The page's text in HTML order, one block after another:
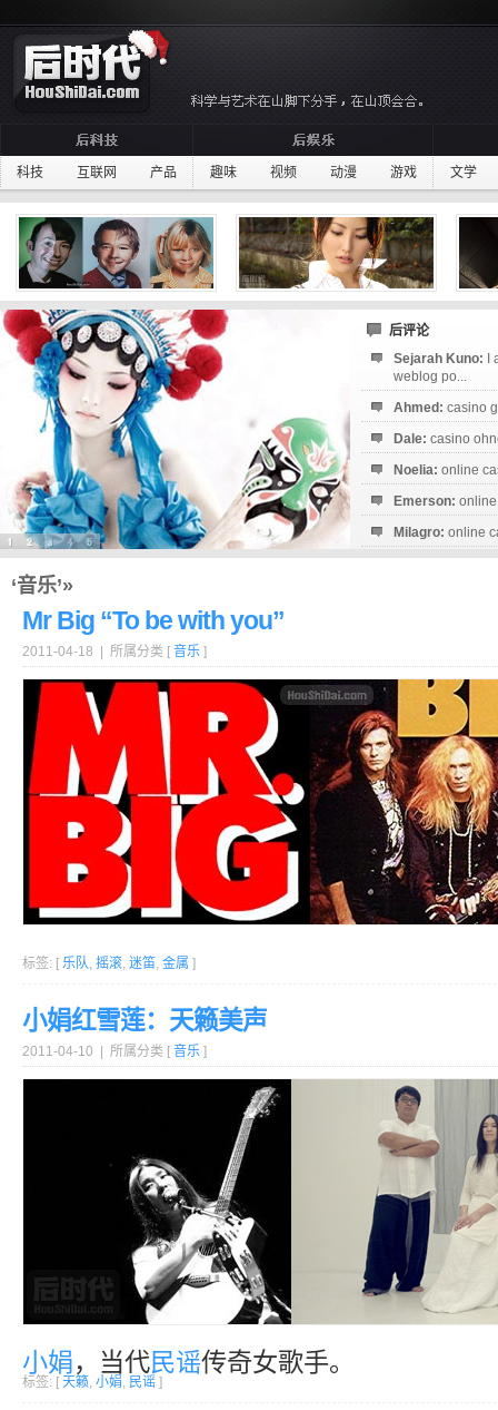
科技 互联网 产品 趣味 视频 动漫 游戏 文学
后评论
Sejarah Kuno:
weblog po...
Ahmed: casino
Dale: casino
Noelia: online
Emerson:
Milagro: online
‘音乐’»
Mr Big “To be with you”
2011-04-18 | 所属分类 [ 音乐 ]
标签: [ 乐队, 摇滚, 迷笛, 金属 ]
小娟红雪莲：天籁美声
2011-04-10 | 所属分类 [ 音乐 ]
小娟，当代民谣传奇女歌手。
标签: [ 天籁, 小娟, 民谣 ]